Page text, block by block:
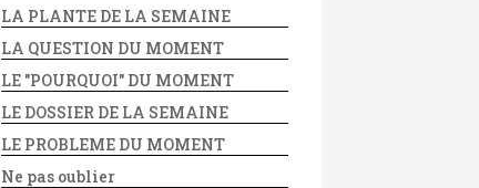
LA PLANTE DE LA SEMAINE
LA QUESTION DU MOMENT
LE "POURQUOI" DU MOMENT
LE DOSSIER DE LA SEMAINE
LE PROBLEME DU MOMENT
Ne pas oublier